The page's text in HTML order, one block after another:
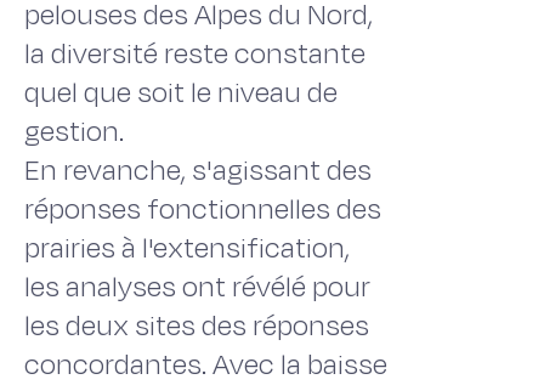
pelouses des Alpes du Nord,
la diversité reste constante
quel que soit le niveau de
gestion.
En revanche, s'agissant des
réponses fonctionnelles des
prairies à l'extensification,
les analyses ont révélé pour
les deux sites des réponses
concordantes. Avec la baisse